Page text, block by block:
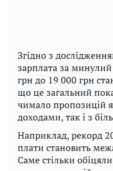
Згідно з
зарплата за минулий
грн до 19 000 грн
що це загальний
чимало пропозицій
доходами, так і з
Наприклад, рекорд
плати становить
Саме стільки